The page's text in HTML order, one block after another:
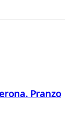
Pranzo